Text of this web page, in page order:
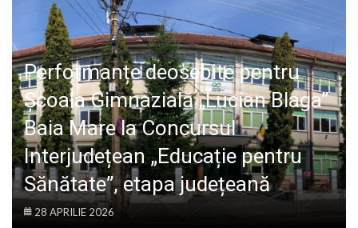
SPECIAL
POLITIC
LIFE
Performanțe deosebite pentru
Școala Gimnazială „Lucian Blaga”
Baia Mare la Concursul
Interjudețean „Educație pentru
Sănătate”, etapa județeană
28 APRILIE 2026